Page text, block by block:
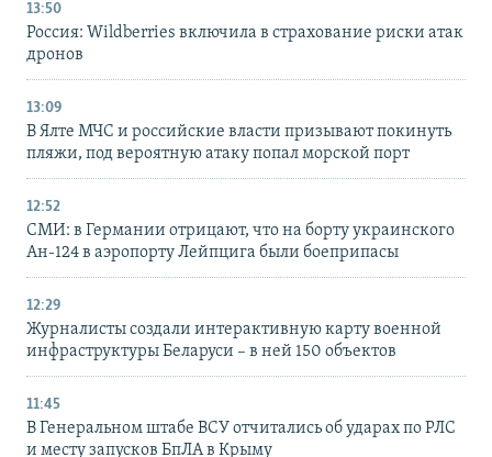
13:50
Россия: Wildberries включила в страхование риски атак
дронов
13:09
В Ялте МЧС и российские власти призывают покинуть
пляжи, под вероятную атаку попал морской порт
12:52
СМИ: в Германии отрицают, что на борту украинского
Ан-124 в аэропорту Лейпцига были боеприпасы
12:29
Журналисты создали интерактивную карту военной
инфраструктуры Беларуси – в ней 150 объектов
11:45
В Генеральном штабе ВСУ отчитались об ударах по РЛС
и месту запусков БпЛА в Крыму